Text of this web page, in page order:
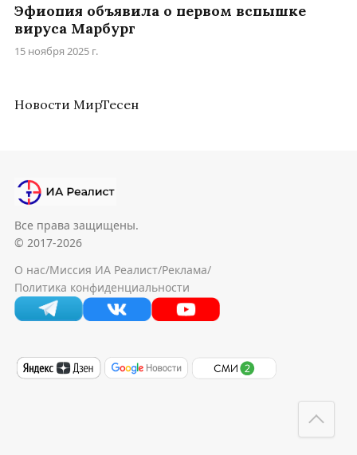
Эфиопия объявила о первом вспышке
вируса Марбург
15 ноября 2025 г.
Новости МирТесен
Все права защищены.
© 2017-2026
О нас/Миссия ИА Реалист/Реклама/
Политика конфиденциальности